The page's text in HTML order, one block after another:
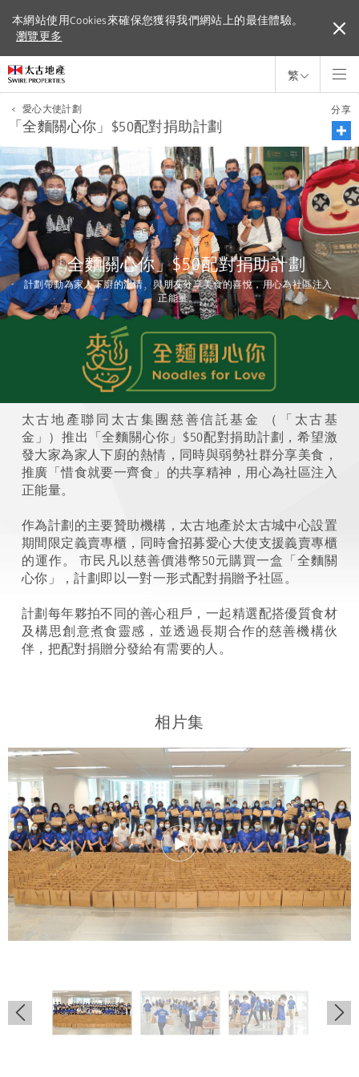
本網站使用Cookies來確保您獲得我們網站上的最佳體驗。
瀏覽更多
本網站使用Cookies來確保您獲得我們網站上的最佳體驗。
瀏覽更多
繁
< 愛心大使計劃
「全麵關心你」$50配對捐助計劃
分享
「全麵關心你」$50配對捐助計劃
計劃帶動為家人下廚的温情、與朋友分享美食的喜悅，用心為社區注入
正能量。
太古地產聯同太古集團慈善信託基金 （「太古基
金」）推出「全麵關心你」$50配對捐助計劃，希望激
發大家為家人下廚的熱情，同時與弱勢社群分享美食，
推廣「惜食就要一齊食」的共享精神，用心為社區注入
正能量。
作為計劃的主要贊助機構，太古地產於太古城中心設置
期間限定義賣專櫃，同時會招募愛心大使支援義賣專櫃
的運作。 市民凡以慈善價港幣50元購買一盒「全麵關
心你」，計劃即以一對一形式配對捐贈予社區。
計劃每年夥拍不同的善心租戶，一起精選配搭優質食材
及構思創意煮食靈感，並透過長期合作的慈善機構伙
伴，把配對捐贈分發給有需要的人。
相片集
..............